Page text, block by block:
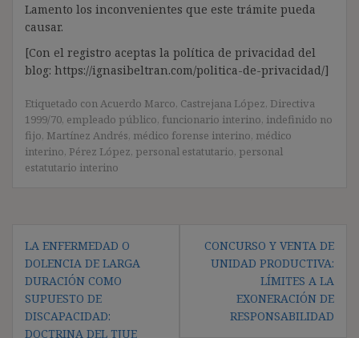
Lamento los inconvenientes que este trámite pueda
causar.
[Con el registro aceptas la política de privacidad del
blog: https://ignasibeltran.com/politica-de-privacidad/]
Etiquetado con Acuerdo Marco, Castrejana López, Directiva
1999/70, empleado público, funcionario interino, indefinido no
fijo, Martínez Andrés, médico forense interino, médico
interino, Pérez López, personal estatutario, personal
estatutario interino
de
entradas
LA ENFERMEDAD O
DOLENCIA DE LARGA
DURACIÓN COMO
SUPUESTO DE
DISCAPACIDAD:
DOCTRINA DEL TJUE
CONCURSO Y VENTA DE
UNIDAD PRODUCTIVA:
LÍMITES A LA
EXONERACIÓN DE
RESPONSABILIDAD